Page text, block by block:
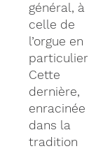
général, à
celle de
l’orgue en
particulier.
Cette
dernière,
enracinée
dans la
tradition